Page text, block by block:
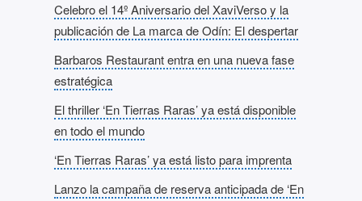
Celebro el 14º Aniversario del XaviVerso y la
publicación de La marca de Odín: El despertar
Barbaros Restaurant entra en una nueva fase
estratégica
El thriller ‘En Tierras Raras’ ya está disponible
en todo el mundo
‘En Tierras Raras’ ya está listo para imprenta
Lanzo la campaña de reserva anticipada de ‘En